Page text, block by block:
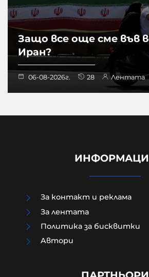
Защо все още сме във
Иран?
06-08-2026г. 28 Лентата
Лидерката на
За контакт и реклама
За лентата
Политика за бисквитки
Aвтори